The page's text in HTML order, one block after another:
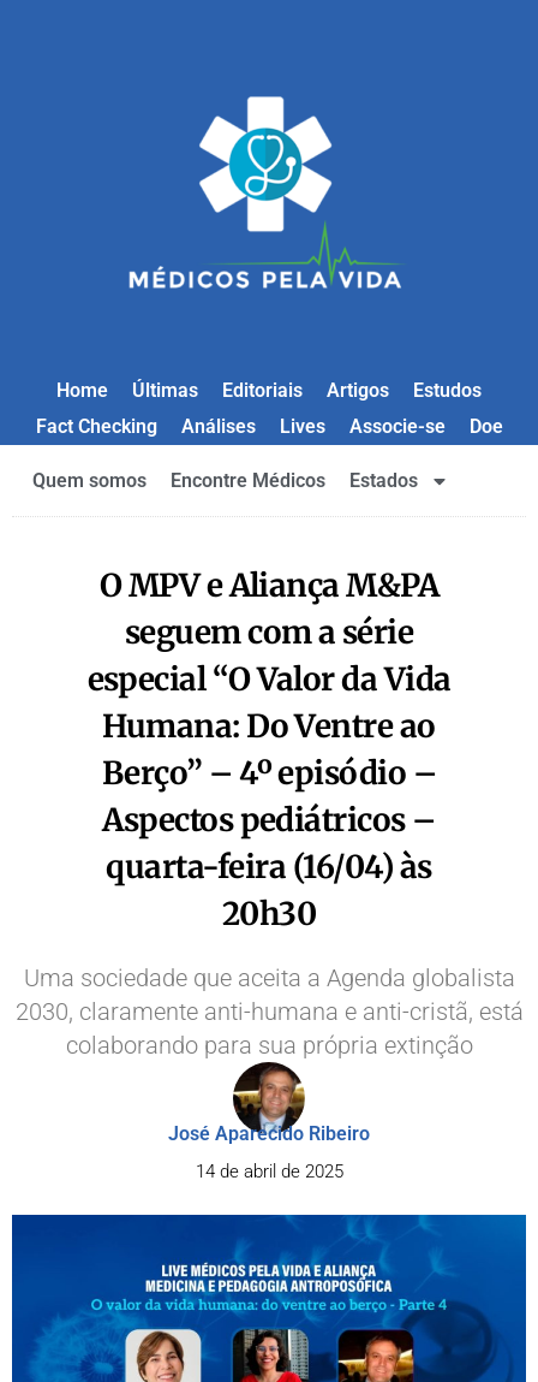
Home Últimas Editoriais Artigos
Estudos
Fact Checking
Análises Lives Associe-se Doe
Quem somos Encontre Médicos Estados
O MPV e Aliança M&PA
seguem com a série
especial “O Valor da Vida
Humana: Do Ventre ao
Berço” – 4º episódio –
Aspectos pediátricos –
quarta-feira (16/04) às
20h30
Uma sociedade que aceita a Agenda globalista
2030, claramente anti-humana e anti-cristã, está
colaborando para sua própria extinção
José Aparecido Ribeiro
14 de abril de 2025